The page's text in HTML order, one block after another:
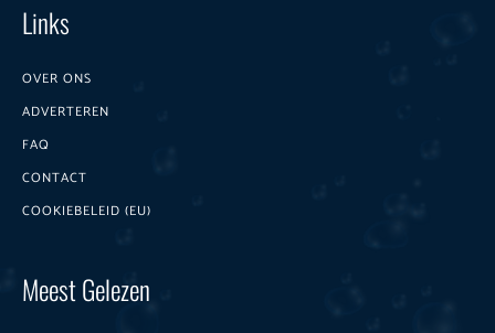
Links
OVER ONS
ADVERTEREN
FAQ
CONTACT
COOKIEBELEID (EU)
Meest Gelezen